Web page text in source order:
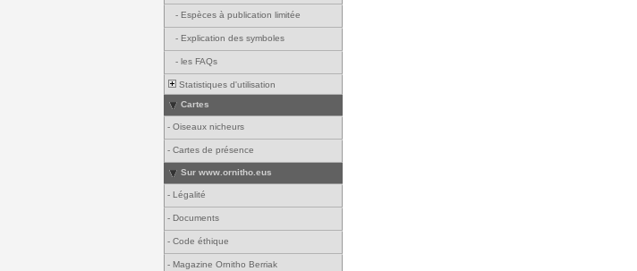
- Espèces à publication limitée
- Explication des symboles
- les FAQs
Statistiques d'utilisation
Cartes
- Oiseaux nicheurs
- Cartes de présence
Sur www.ornitho.eus
- Légalité
- Documents
- Code éthique
- Magazine Ornitho Berriak